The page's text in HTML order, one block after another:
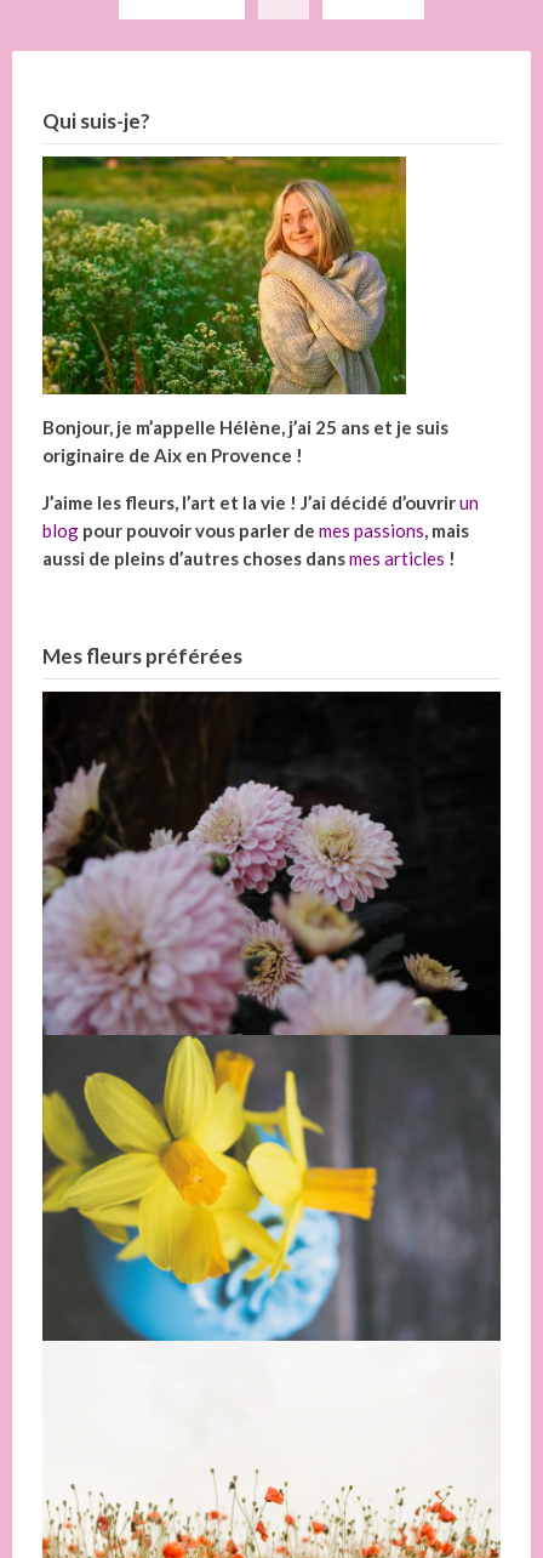
publications
Qui suis-je?
Bonjour, je m’appelle Hélène, j’ai 25 ans et je suis
originaire de Aix en Provence !
J’aime les fleurs, l’art et la vie ! J’ai décidé d’ouvrirun
blog pour pouvoir vous parler de mes passions, mais
aussi de pleins d’autres choses dansmes articles !
Mes fleurs préférées